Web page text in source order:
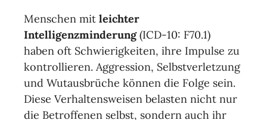
Menschen mit leichter
Intelligenzminderung(ICD-10: F70.1)
haben oft Schwierigkeiten, ihre Impulse zu
kontrollieren. Aggression, Selbstverletzung
und Wutausbrüche können die Folge sein.
Diese Verhaltensweisen belasten nicht nur
die Betroffenen selbst, sondern auch ihr